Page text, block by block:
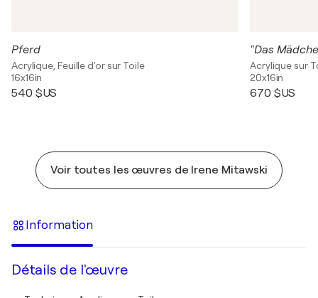
Pferd
Acrylique, Feuille d'or sur Toile
16x16in
540 $US
Acrylique sur
20x16in
670 $US
Voir toutes les œuvres de Irene Mitawski
Information
Détails de l'œuvre